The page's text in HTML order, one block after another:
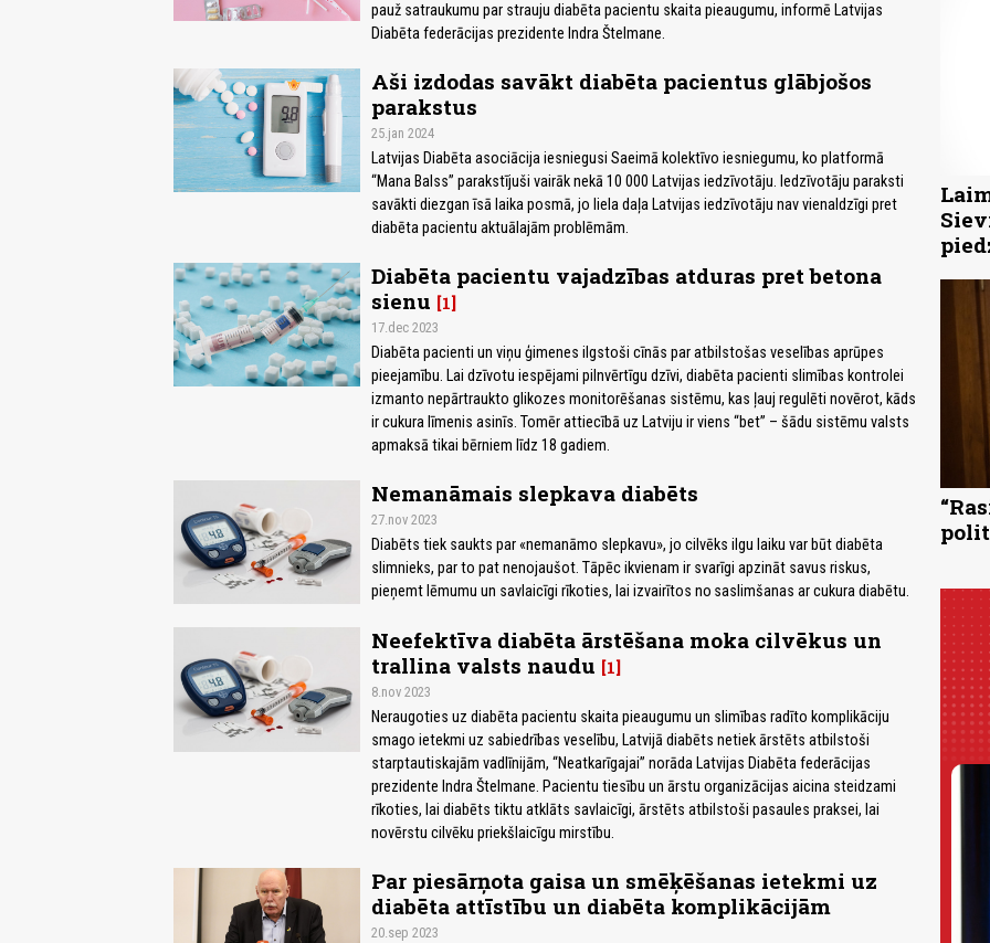
pauž satraukumu par strauju diabēta pacientu skaita pieaugumu, informē Latvijas
Diabēta federācijas prezidente Indra Štelmane.
Aši izdodas savākt diabēta pacientus glābjošos
parakstus
25.jan 2024
Latvijas Diabēta asociācija iesniegusi Saeimā kolektīvo iesniegumu, ko platformā
“Mana Balss” parakstījuši vairāk nekā 10 000 Latvijas iedzīvotāju. Iedzīvotāju paraksti
savākti diezgan īsā laika posmā, jo liela daļa Latvijas iedzīvotāju nav vienaldzīgi pret
diabēta pacientu aktuālajām problēmām.
Diabēta pacientu vajadzības atduras pret betona
sienu 1
17.dec 2023
Diabēta pacienti un viņu ģimenes ilgstoši cīnās par atbilstošas veselības aprūpes
pieejamību. Lai dzīvotu iespējami pilnvērtīgu dzīvi, diabēta pacienti slimības kontrolei
izmanto nepārtraukto glikozes monitorēšanas sistēmu, kas ļauj regulēti novērot, kāds
ir cukura līmenis asinīs. Tomēr attiecībā uz Latviju ir viens “bet” – šādu sistēmu valsts
apmaksā tikai bērniem līdz 18 gadiem.
Nemanāmais slepkava diabēts
27.nov 2023
Diabēts tiek saukts par «nemanāmo slepkavu», jo cilvēks ilgu laiku var būt diabēta
slimnieks, par to pat nenojaušot. Tāpēc ikvienam ir svarīgi apzināt savus riskus,
pieņemt lēmumu un savlaicīgi rīkoties, lai izvairītos no saslimšanas ar cukura diabētu.
Neefektīva diabēta ārstēšana moka cilvēkus un
trallina valsts naudu 1
8.nov 2023
Neraugoties uz diabēta pacientu skaita pieaugumu un slimības radīto komplikāciju
smago ietekmi uz sabiedrības veselību, Latvijā diabēts netiek ārstēts atbilstoši
starptautiskajām vadlīnijām, “Neatkarīgajai” norāda Latvijas Diabēta federācijas
prezidente Indra Štelmane. Pacientu tiesību un ārstu organizācijas aicina steidzami
rīkoties, lai diabēts tiktu atklāts savlaicīgi, ārstēts atbilstoši pasaules praksei, lai
novērstu cilvēku priekšlaicīgu mirstību.
Par piesārņota gaisa un smēķēšanas ietekmi uz
diabēta attīstību un diabēta komplikācijām
20.sep 2023